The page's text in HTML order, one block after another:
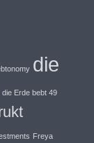
die
die Erde bebt 49
Freya